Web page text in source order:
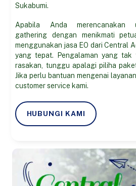
Sukabumi.
Apabila Anda merencanakan
gathering dengan menikmati
menggunakan jasa EO dari Central
yang tepat. Pengalaman yang tak
rasakan, tunggu apalagi piliha
Jika perlu bantuan mengenai
customer service kami.
HUBUNGI KAMI